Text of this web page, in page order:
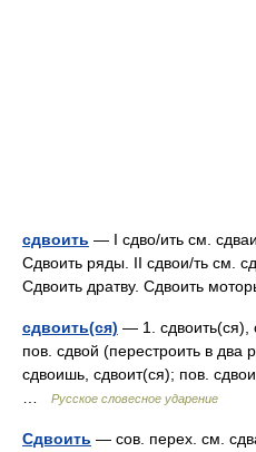
сдвоить — I сдво/ить см.
Сдвоить ряды. II сдвои/ть см.
Сдвоить дратву. Сдвоить
сдвоить(ся) — 1. сдвоить(ся),
пов. сдвой (перестроить в два
сдвоишь, сдвоит(ся); пов.
Русское словесное ударение
Сдвоить — сов. перех. см.